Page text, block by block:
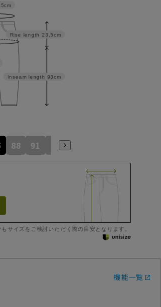
Inseam length 93cm
Rise length 23.5cm
88 91 94 97
サイズをご検討いただく際の目安となります。
機能一覧